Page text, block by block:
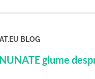
BLOG
glume